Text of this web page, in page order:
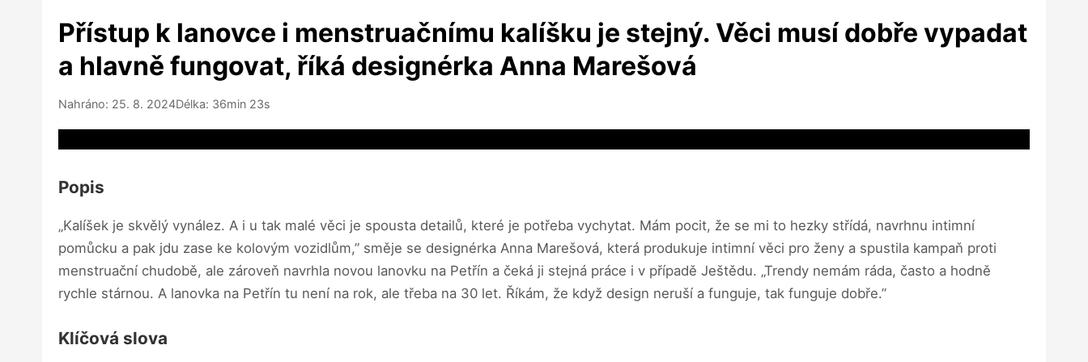
Přístup k lanovce i menstruačnímu kalíšku je stejný. Věci musí dobře vypadat
a hlavně fungovat, říká designérka Anna Marešová
Nahráno: 25. 8. 2024Délka: 36min 23s
Popis
„Kalíšek je skvělý vynález. A i u tak malé věci je spousta detailů, které je potřeba vychytat. Mám pocit, že se mi to hezky střídá, navrhnu intimní
pomůcku a pak jdu zase ke kolovým vozidlům,” směje se designérka Anna Marešová, která produkuje intimní věci pro ženy a spustila kampaň proti
menstruační chudobě, ale zároveň navrhla novou lanovku na Petřín a čeká ji stejná práce i v případě Ještědu. „Trendy nemám ráda, často a hodně
rychle stárnou. A lanovka na Petřín tu není na rok, ale třeba na 30 let. Říkám, že když design neruší a funguje, tak funguje dobře.”
Klíčová slova